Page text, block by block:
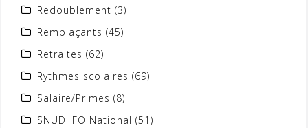
Redoublement (3)
Remplaçants (45)
Retraites (62)
Rythmes scolaires (69)
Salaire/Primes (8)
SNUDI FO National (51)